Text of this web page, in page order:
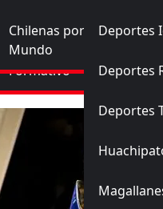
Sub-17
Ascenso
Formativo
Futbol Internacional
Chilenas por el
Mundo
Deportes
Deportes
Deportes
y todos: